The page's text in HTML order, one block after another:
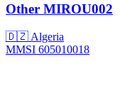
Other MIROU002
🇩🇿 Algeria
MMSI 605010018